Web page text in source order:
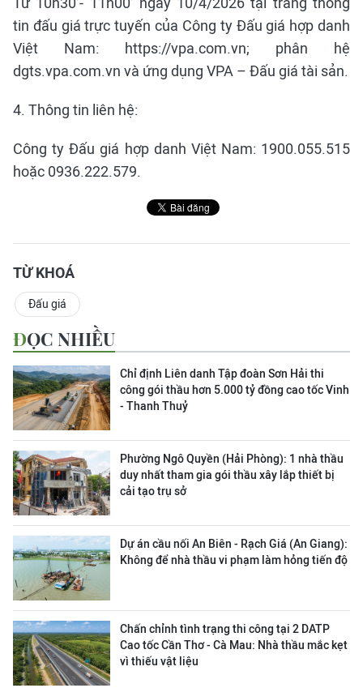
tin đấu giá trực tuyến của Công ty Đấu giá hợp danh
Việt Nam: https://vpa.com.vn; phân hệ
dgts.vpa.com.vn và ứng dụng VPA – Đấu giá tài sản.
4. Thông tin liên hệ:
Công ty Đấu giá hợp danh Việt Nam: 1900.055.515
hoặc 0936.222.579.
TỪ KHOÁ
Đấu giá
ĐỌC NHIỀU
Chỉ định Liên danh Tập đoàn Sơn Hải thi
công gói thầu hơn 5.000 tỷ đồng cao tốc Vinh
- Thanh Thuỷ
Phường Ngô Quyền (Hải Phòng): 1 nhà thầu
duy nhất tham gia gói thầu xây lắp thiết bị
cải tạo trụ sở
Dự án cầu nối An Biên - Rạch Giá (An Giang):
Không để nhà thầu vi phạm làm hỏng tiến độ
Chấn chỉnh tình trạng thi công tại 2 DATP
Cao tốc Cần Thơ - Cà Mau: Nhà thầu mắc kẹt
vì thiếu vật liệu